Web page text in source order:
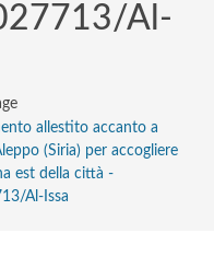
Al-
allestito accanto a
(Siria) per accogliere
est della città -
Al-Issa